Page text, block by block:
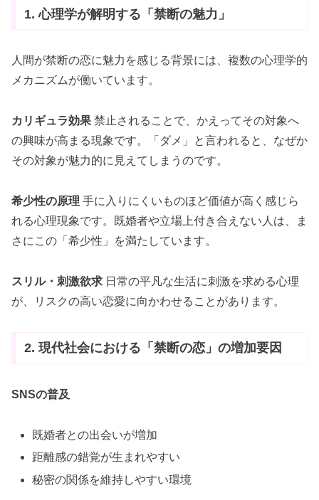
1. 心理学が解明する「禁断の魅力」
人間が禁断の恋に魅力を感じる背景には、複数の心理学的
メカニズムが働いています。
カリギュラ効果 禁止されることで、かえってその対象へ
の興味が高まる現象です。「ダメ」と言われると、なぜか
その対象が魅力的に見えてしまうのです。
希少性の原理 手に入りにくいものほど価値が高く感じら
れる心理現象です。既婚者や立場上付き合えない人は、ま
さにこの「希少性」を満たしています。
スリル・刺激欲求 日常の平凡な生活に刺激を求める心理
が、リスクの高い恋愛に向かわせることがあります。
2. 現代社会における「禁断の恋」の増加要因
SNSの普及
既婚者との出会いが増加
距離感の錯覚が生まれやすい
秘密の関係を維持しやすい環境